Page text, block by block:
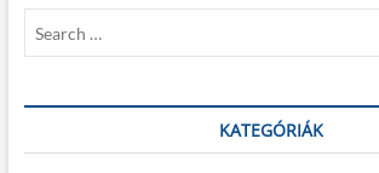
z
é
s
n
s
:
:
KATEGÓRIÁK